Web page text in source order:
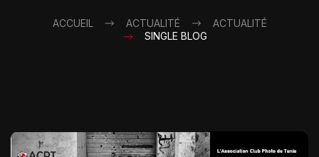
ACCUEIL ACTUALITÉ
ACTUALITÉ
SINGLE BLOG